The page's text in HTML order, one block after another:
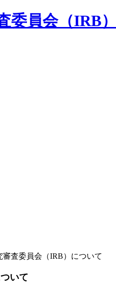
委員会（IRB
審査委員会（IRB）について
いて